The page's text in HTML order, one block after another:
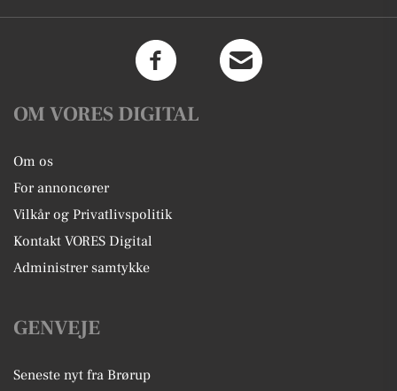
OM VORES DIGITAL
Om os
For annoncører
Vilkår og Privatlivspolitik
Kontakt VORES Digital
Administrer samtykke
GENVEJE
Seneste nyt fra Brørup